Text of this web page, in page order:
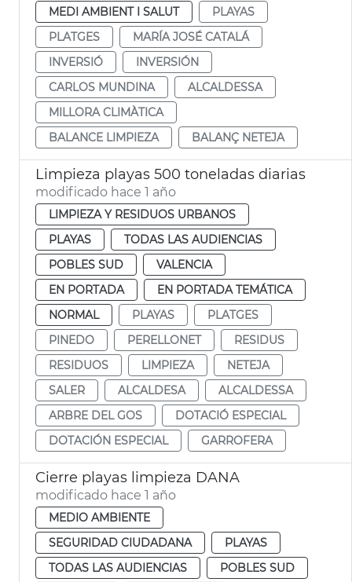
MEDI AMBIENT I SALUT
PLAYAS
PLATGES
MARÍA JOSÉ CATALÁ
INVERSIÓ
INVERSIÓN
CARLOS MUNDINA
ALCALDESSA
MILLORA CLIMÀTICA
BALANCE LIMPIEZA
BALANÇ NETEJA
Limpieza playas 500 toneladas diarias
modificado hace 1 año
LIMPIEZA Y RESIDUOS URBANOS
PLAYAS
TODAS LAS AUDIENCIAS
POBLES SUD
VALENCIA
EN PORTADA
EN PORTADA TEMÁTICA
NORMAL
PLAYAS
PLATGES
PINEDO
PERELLONET
RESIDUS
RESIDUOS
LIMPIEZA
NETEJA
SALER
ALCALDESA
ALCALDESSA
ARBRE DEL GOS
DOTACIÓ ESPECIAL
DOTACIÓN ESPECIAL
GARROFERA
Cierre playas limpieza DANA
modificado hace 1 año
MEDIO AMBIENTE
SEGURIDAD CIUDADANA
PLAYAS
TODAS LAS AUDIENCIAS
POBLES SUD